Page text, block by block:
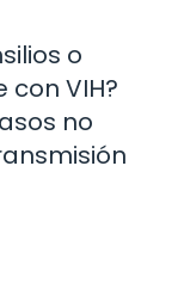
o
con VIH?
no